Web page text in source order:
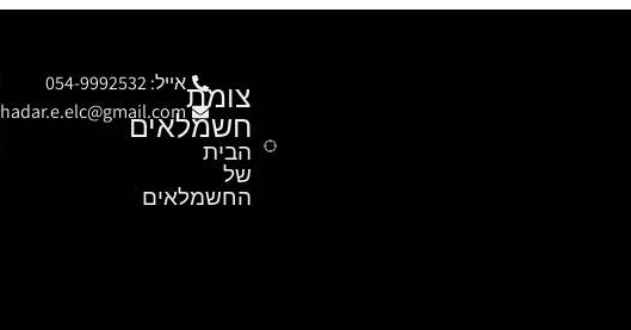
צומת
חשמלאים
הבית
של
החשמלאים
אייל: 054-9992532
hadar.e.elc@gmail.com